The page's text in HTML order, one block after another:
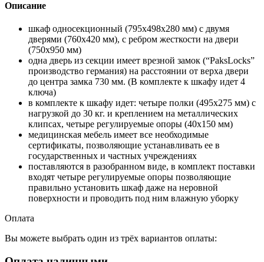
Описание
шкаф односекционный (795х498х280 мм) с двумя
дверями (760х420 мм), с ребром жесткости на двери
(750х950 мм)
одна дверь из секции имеет врезной замок (“PaksLocks”
производство германия) на расстоянии от верха двери
до центра замка 730 мм. (В комплекте к шкафу идет 4
ключа)
в комплекте к шкафу идет: четыре полки (495х275 мм) с
нагрузкой до 30 кг. и креплением на металлических
клипсах, четыре регулируемые опоры (40х150 мм)
медицинская мебель имеет все необходимые
сертификаты, позволяющие устанавливать ее в
государственных и частных учреждениях
поставляются в разобранном виде, в комплект поставки
входят четыре регулируемые опоры позволяющие
правильно установить шкаф даже на неровной
поверхности и проводить под ним влажную уборку
Оплата
Вы можете выбрать один из трёх вариантов оплаты: